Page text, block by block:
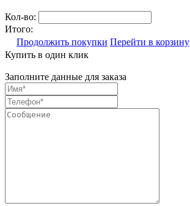
Кол-во:
Итого:
Продолжить покупки Перейти в корзину
Купить в один клик
Заполните данные для заказа